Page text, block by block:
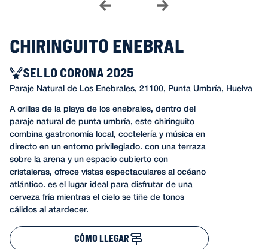
Chiringuito Enebral
SELLO CORONA 2025
Paraje Natural de Los Enebrales, 21100, Punta Umbría, Huelva
A orillas de la playa de los enebrales, dentro del
paraje natural de punta umbría, este chiringuito
combina gastronomía local, coctelería y música en
directo en un entorno privilegiado. con una terraza
sobre la arena y un espacio cubierto con
cristaleras, ofrece vistas espectaculares al océano
atlántico. es el lugar ideal para disfrutar de una
cerveza fría mientras el cielo se tiñe de tonos
cálidos al atardecer.
CÓMO LLEGAR